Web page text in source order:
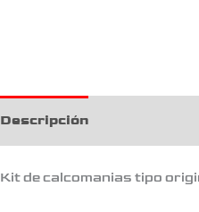
Descripción
Kit de calcomanias tipo